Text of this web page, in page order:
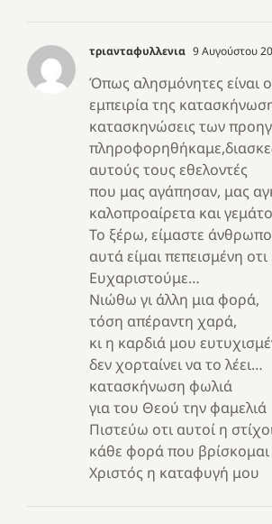
τριανταφυλλενια 9 Αυγούστου
Όπως αλησμόνητες είναι
εμπειρία της
κατασκηνώσεις των
αυτούς τους εθελοντές
που μας αγάπησαν, μας
καλοπροαίρετα και
Το ξέρω, είμαστε
αυτά είμαι πεπεισμένη
Ευχαριστούμε…
Νιώθω γι άλλη μια φορά,
τόση απέραντη χαρά,
κι η καρδιά μου
δεν χορταίνει να το λέει…
κατασκήνωση φωλιά
για του Θεού την φαμελιά
Πιστεύω οτι αυτοί η
κάθε φορά που
Χριστός η καταφυγή μου